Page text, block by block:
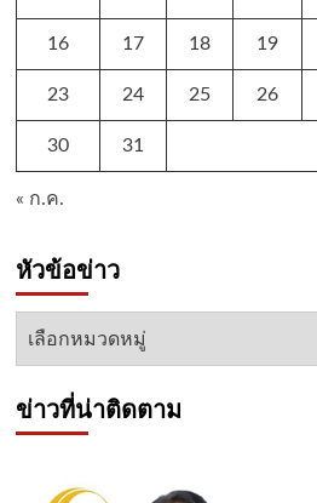
16 17 18 19
23 24 25 26
30 31
« ก.ค.
หัวข้อข่าว
หัวข้อ
ข่าวที่น่าติดตาม